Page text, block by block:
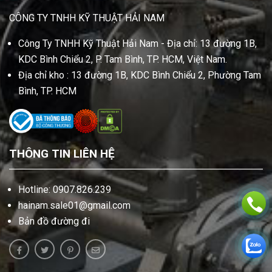
CÔNG TY TNHH KỸ THUẬT HẢI NAM
Công Ty TNHH Kỹ Thuật Hải Nam - Địa chỉ: 13 đường 1B,
KDC Bình Chiểu 2, P. Tam Bình, TP. HCM, Việt Nam.
Địa chỉ kho : 13 đường 1B, KDC Bình Chiểu 2, Phường Tam
Bình, TP. HCM
THÔNG TIN LIÊN HỆ
Hotline: 0907.826.239
hainam.sale01@gmail.com
Bản đồ đường đi